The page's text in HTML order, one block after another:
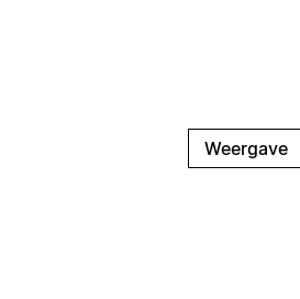
Weergave